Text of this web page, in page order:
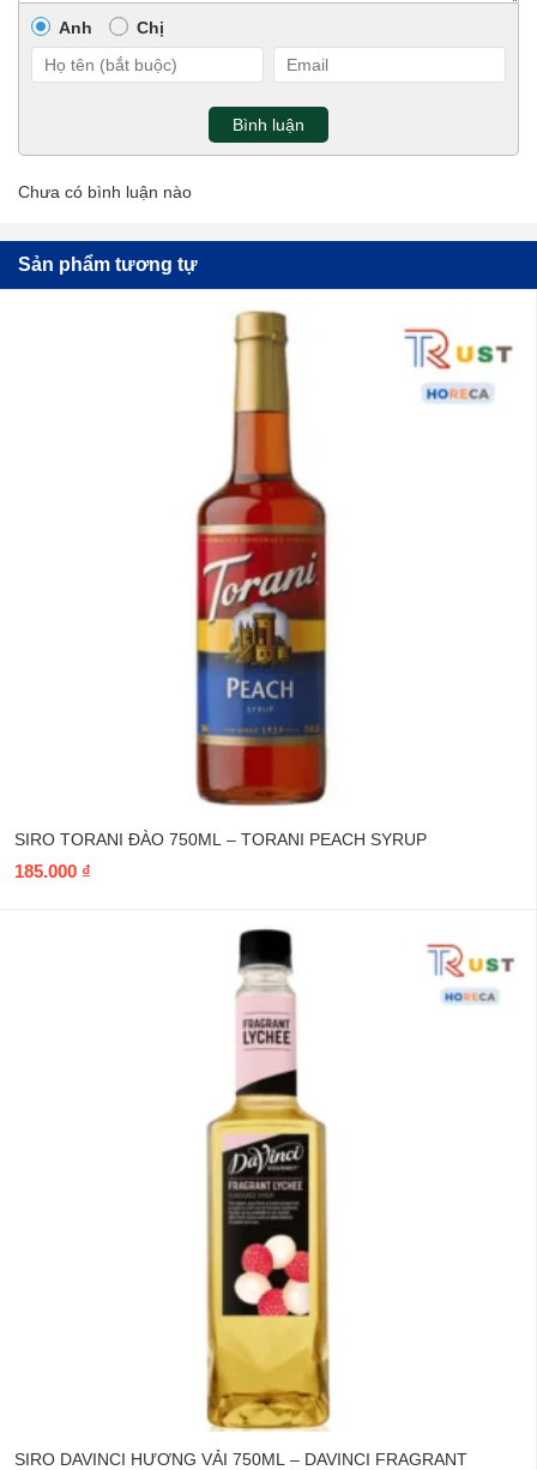
Anh Chị
Bình luận
Chưa có bình luận nào
Sản phẩm tương tự
SIRO TORANI ĐÀO 750ML – TORANI PEACH SYRUP
185.000 ₫
SIRO DAVINCI HƯƠNG VẢI 750ML – DAVINCI FRAGRANT